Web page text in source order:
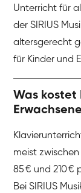
Unterricht für
der SIRIUS
altersgerecht
für Kinder und
Was
meist
85 € und 210
Bei SIRIUS